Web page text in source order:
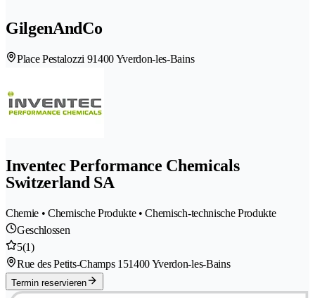
GilgenAndCo
Place Pestalozzi 91400 Yverdon-les-Bains
Inventec Performance Chemicals
Switzerland SA
Chemie • Chemische Produkte • Chemisch-technische Produkte
Geschlossen
5(1)
Rue des Petits-Champs 151400 Yverdon-les-Bains
Termin reservieren